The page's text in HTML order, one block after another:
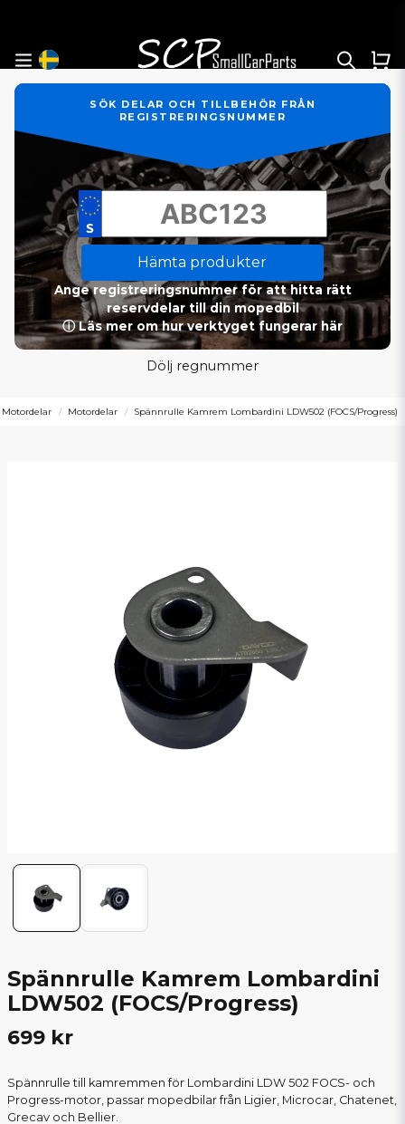
SÖK DELAR OCH TILLBEHÖR FRÅN
REGISTRERINGSNUMMER
Hämta produkter
Ange registreringsnummer för att hitta rätt
reservdelar till din mopedbil
ⓘ Läs mer om hur verktyget fungerar här
Dölj regnummer
Motordelar Motordelar Spännrulle Kamrem Lombardini LDW502 (FOCS/Progress)
Spännrulle Kamrem Lombardini
LDW502 (FOCS/Progress)
699 kr
Spännrulle till kamremmen för Lombardini LDW 502 FOCS- och
Progress-motor, passar mopedbilar från Ligier, Microcar, Chatenet,
Grecav och Bellier.